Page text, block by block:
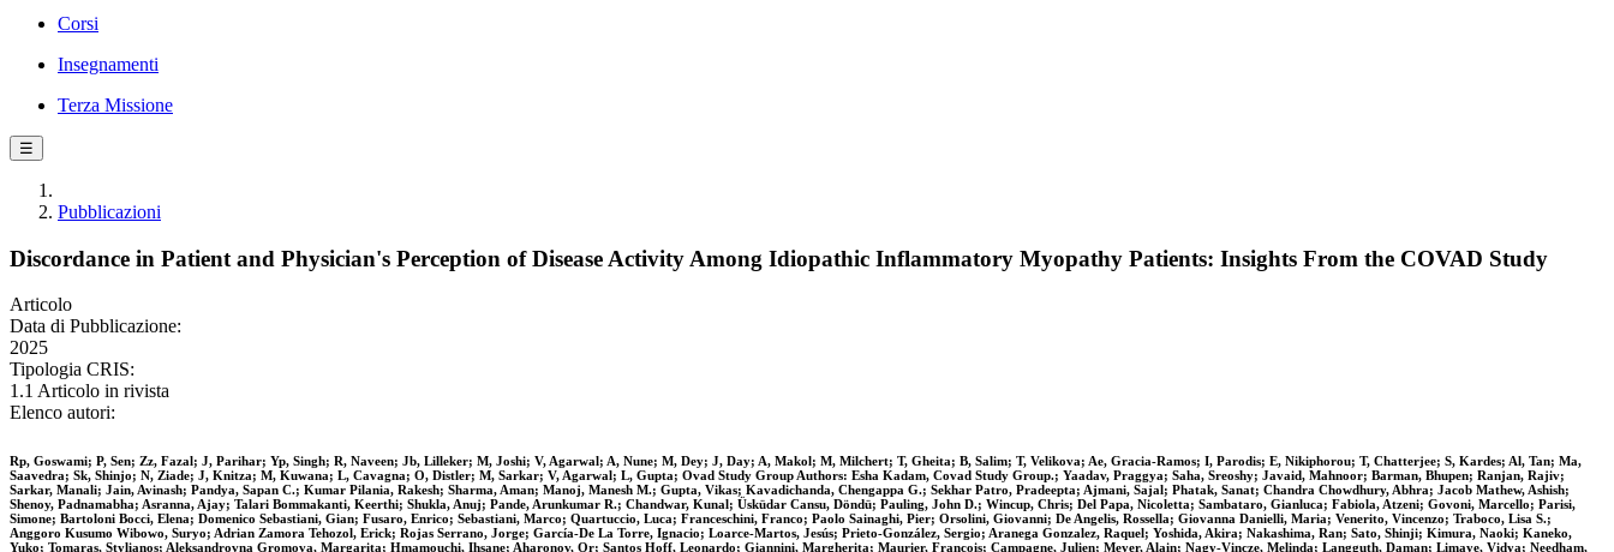
Corsi
Insegnamenti
Terza Missione
☰
Pubblicazioni
Discordance in Patient and Physician's Perception of Disease Activity Among Idiopathic Inflammatory Myopathy Patients: Insights From the COVAD Study
Articolo
Data di Pubblicazione:
2025
Tipologia CRIS:
1.1 Articolo in rivista
Elenco autori:
Rp, Goswami; P, Sen; Zz, Fazal; J, Parihar; Yp, Singh; R, Naveen; Jb, Lilleker; M, Joshi; V, Agarwal; A, Nune; M, Dey; J, Day; A, Makol; M, Milchert; T, Gheita; B, Salim; T, Velikova; Ae, Gracia-Ramos; I, Parodis; E, Nikiphorou; T, Chatterjee; S, Kardes; Al, Tan; Ma,
Saavedra; Sk, Shinjo; N, Ziade; J, Knitza; M, Kuwana; L, Cavagna; O, Distler; M, Sarkar; V, Agarwal; L, Gupta; Ovad Study Group Authors: Esha Kadam, Covad Study Group.; Yaadav, Praggya; Saha, Sreoshy; Javaid, Mahnoor; Barman, Bhupen; Ranjan, Rajiv;
Sarkar, Manali; Jain, Avinash; Pandya, Sapan C.; Kumar Pilania, Rakesh; Sharma, Aman; Manoj, Manesh M.; Gupta, Vikas; Kavadichanda, Chengappa G.; Sekhar Patro, Pradeepta; Ajmani, Sajal; Phatak, Sanat; Chandra Chowdhury, Abhra; Jacob Mathew, Ashish;
Shenoy, Padnamabha; Asranna, Ajay; Talari Bommakanti, Keerthi; Shukla, Anuj; Pande, Arunkumar R.; Chandwar, Kunal; Üsküdar Cansu, Döndü; Pauling, John D.; Wincup, Chris; Del Papa, Nicoletta; Sambataro, Gianluca; Fabiola, Atzeni; Govoni, Marcello; Parisi,
Simone; Bartoloni Bocci, Elena; Domenico Sebastiani, Gian; Fusaro, Enrico; Sebastiani, Marco; Quartuccio, Luca; Franceschini, Franco; Paolo Sainaghi, Pier; Orsolini, Giovanni; De Angelis, Rossella; Giovanna Danielli, Maria; Venerito, Vincenzo; Traboco, Lisa S.;
Anggoro Kusumo Wibowo, Suryo; Adrian Zamora Tehozol, Erick; Rojas Serrano, Jorge; García-De La Torre, Ignacio; Loarce-Martos, Jesús; Prieto-González, Sergio; Aranega Gonzalez, Raquel; Yoshida, Akira; Nakashima, Ran; Sato, Shinji; Kimura, Naoki; Kaneko,
Yuko; Tomaras, Stylianos; Aleksandrovna Gromova, Margarita; Hmamouchi, Ihsane; Aharonov, Or; Santos Hoff, Leonardo; Giannini, Margherita; Maurier, François; Campagne, Julien; Meyer, Alain; Nagy-Vincze, Melinda; Langguth, Daman; Limaye, Vidya; Needham,